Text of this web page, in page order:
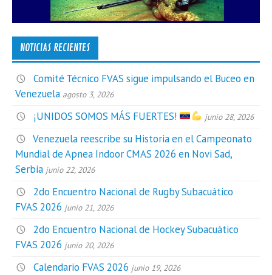
NOTICIAS RECIENTES
Comité Técnico FVAS sigue impulsando el Buceo en
Venezuela agosto 3, 2026
¡UNIDOS SOMOS MÁS FUERTES! junio 28, 2026
Venezuela reescribe su Historia en el Campeonato
Mundial de Apnea Indoor CMAS 2026 en Novi Sad,
Serbia junio 22, 2026
2do Encuentro Nacional de Rugby Subacuático
FVAS 2026 junio 21, 2026
2do Encuentro Nacional de Hockey Subacuático
FVAS 2026 junio 20, 2026
Calendario FVAS 2026 junio 19, 2026